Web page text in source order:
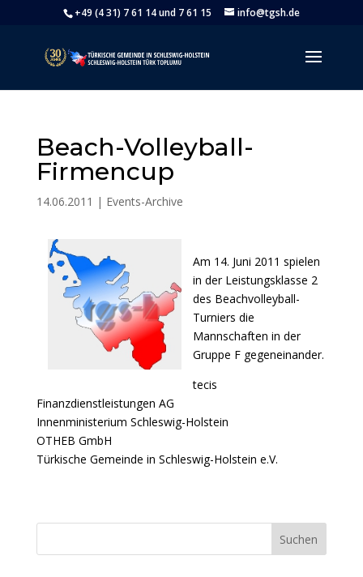
+49 (4 31) 7 61 14 und 7 61 15 info@tgsh.de
Beach-Volleyball-
Firmencup
14.06.2011 | Events-Archive
Am 14. Juni 2011 spielen
in der Leistungsklasse 2
des Beachvolleyball-
Turniers die
Mannschaften in der
Gruppe F gegeneinander.
tecis
Finanzdienstleistungen AG
Innenministerium Schleswig-Holstein
OTHEB GmbH
Türkische Gemeinde in Schleswig-Holstein e.V.
Suchen